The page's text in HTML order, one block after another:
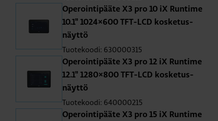
Ope­roin­ti­pää­te X3 pro 10 iX Run­ti­me
10.1" 1024×600 TFT-LCD kos­ke­tus­
näyt­tö
Tuotekoodi: 630000315
Ope­roin­ti­pää­te X3 pro 12 iX Run­ti­me
12.1" 1280×800 TFT-LCD kos­ke­tus­
näyt­tö
Tuotekoodi: 640000215
Ope­roin­ti­pää­te X3 pro 15 iX Run­ti­me